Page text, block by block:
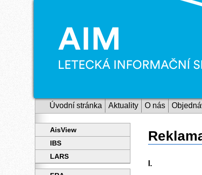
AisView
IBS
LARS
Úvodní stránka Aktuality O nás
I.